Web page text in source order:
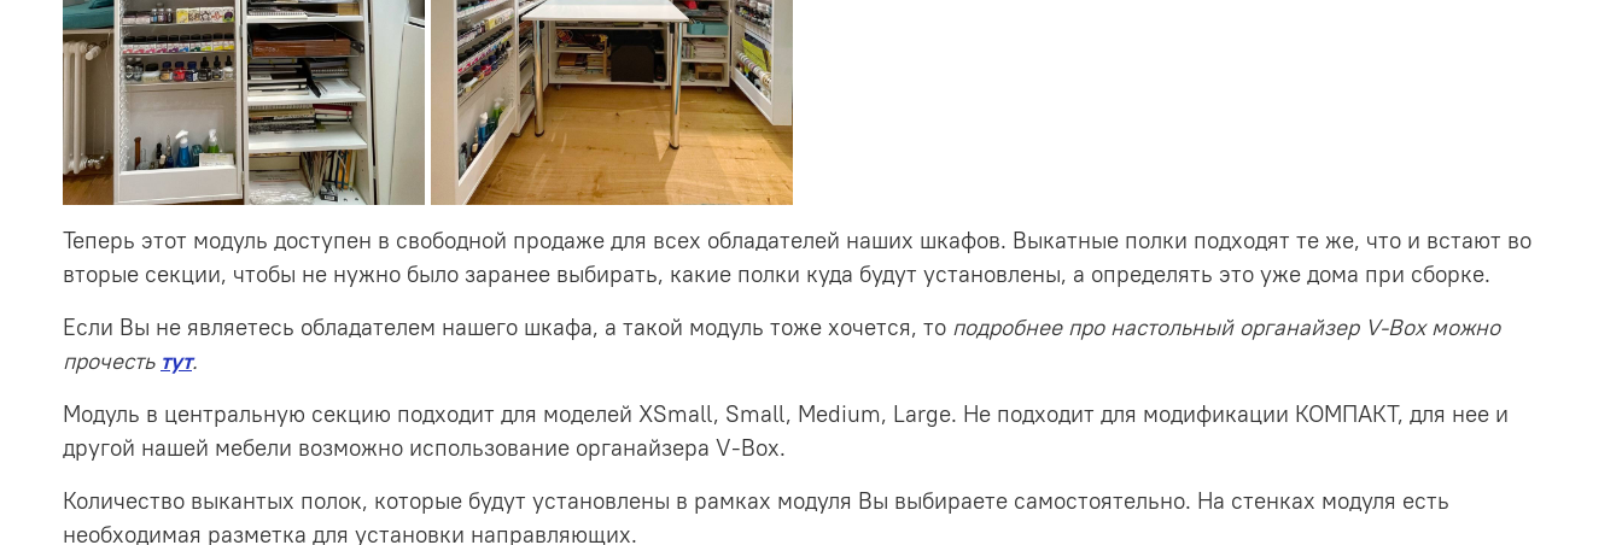
Теперь этот модуль доступен в свободной продаже для всех обладателей наших шкафов. Выкатные полки подходят те же, что и встают во
вторые секции, чтобы не нужно было заранее выбирать, какие полки куда будут установлены, а определять это уже дома при сборке.
Если Вы не являетесь обладателем нашего шкафа, а такой модуль тоже хочется, то подробнее про настольный органайзер V-Box можно
прочесть тут.
Модуль в центральную секцию подходит для моделей XSmall, Small, Medium, Large. Не подходит для модификации КОМПАКТ, для нее и
другой нашей мебели возможно использование органайзера V-Box.
Количество выкантых полок, которые будут установлены в рамках модуля Вы выбираете самостоятельно. На стенках модуля есть
необходимая разметка для установки направляющих.